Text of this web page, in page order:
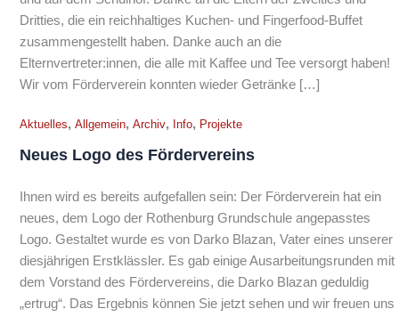
Dritties, die ein reichhaltiges Kuchen- und Fingerfood-Buffet
zusammengestellt haben. Danke auch an die
Elternvertreter:innen, die alle mit Kaffee und Tee versorgt haben!
Wir vom Förderverein konnten wieder Getränke […]
Aktuelles, Allgemein, Archiv, Info, Projekte
Neues Logo des Fördervereins
Ihnen wird es bereits aufgefallen sein: Der Förderverein hat ein
neues, dem Logo der Rothenburg Grundschule angepasstes
Logo. Gestaltet wurde es von Darko Blazan, Vater eines unserer
diesjährigen Erstklässler. Es gab einige Ausarbeitungsrunden mit
dem Vorstand des Fördervereins, die Darko Blazan geduldig
„ertrug“. Das Ergebnis können Sie jetzt sehen und wir freuen uns